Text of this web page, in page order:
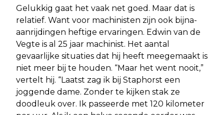
Gelukkig gaat het vaak net goed. Maar dat is
relatief. Want voor machinisten zijn ook bijna-
aanrijdingen heftige ervaringen. Edwin van de
Vegte is al 25 jaar machinist. Het aantal
gevaarlijke situaties dat hij heeft meegemaakt is
niet meer bij te houden. “Maar het went nooit,”
vertelt hij. “Laatst zag ik bij Staphorst een
joggende dame. Zonder te kijken stak ze
doodleuk over. Ik passeerde met 120 kilometer